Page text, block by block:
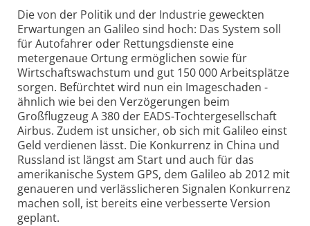
Die von der Politik und der Industrie geweckten
Erwartungen an Galileo sind hoch: Das System soll
für Autofahrer oder Rettungsdienste eine
metergenaue Ortung ermöglichen sowie für
Wirtschaftswachstum und gut 150 000 Arbeitsplätze
sorgen. Befürchtet wird nun ein Imageschaden -
ähnlich wie bei den Verzögerungen beim
Großflugzeug A 380 der EADS-Tochtergesellschaft
Airbus. Zudem ist unsicher, ob sich mit Galileo einst
Geld verdienen lässt. Die Konkurrenz in China und
Russland ist längst am Start und auch für das
amerikanische System GPS, dem Galileo ab 2012 mit
genaueren und verlässlicheren Signalen Konkurrenz
machen soll, ist bereits eine verbesserte Version
geplant.